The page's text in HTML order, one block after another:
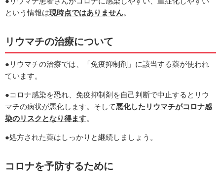
という情報は現時点ではありません。
リウマチの治療について
●リウマチの治療では、「免疫抑制剤」に該当する薬が使われ
ています。
●コロナ感染を恐れ、免疫抑制剤を自己判断で中止するとリウ
マチの病状が悪化します。そして悪化したリウマチがコロナ感
染のリスクとなり得ます。
●処方された薬はしっかりと継続しましょう。
コロナを予防するために